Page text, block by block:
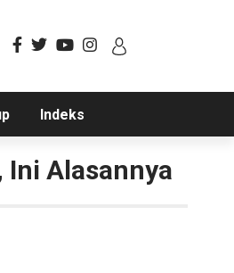
Indeks
Ini Alasannya